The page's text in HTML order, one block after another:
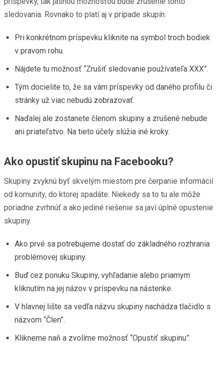
sledovania. Rovnako to platí aj v prípade skupín.
Pri konkrétnom príspevku kliknite na symbol troch bodiek
v pravom rohu.
Nájdete tu možnosť “Zrušiť sledovanie používateľa XXX”.
Tým docielite to, že sa vám príspevky od daného profilu či
stránky už viac nebudú zobrazovať.
Naďalej ale zostanete členom skupiny a zrušené nebude
ani priateľstvo. Na tieto účely slúžia iné kroky.
Ako opustiť skupinu na Facebooku?
Skupiny zvyknú byť skvelým miestom pre čerpanie informácií
od komunity, do ktorej spadáte. Niekedy sa to tu ale môže
poriadne zvrhnúť a ako jediné riešenie sa javí úplné opustenie
skupiny.
Ako prvé sa potrebujeme dostať do základného rozhrania
problémovej skupiny.
Buď cez ponuku Skupiny, vyhľadanie alebo priamym
kliknutím na jej názov v príspevku na nástenke.
V hlavnej lište sa vedľa názvu skupiny nachádza tlačidlo s
názvom “Člen”.
Klikneme naň a zvolíme možnosť “Opustiť skupinu”.